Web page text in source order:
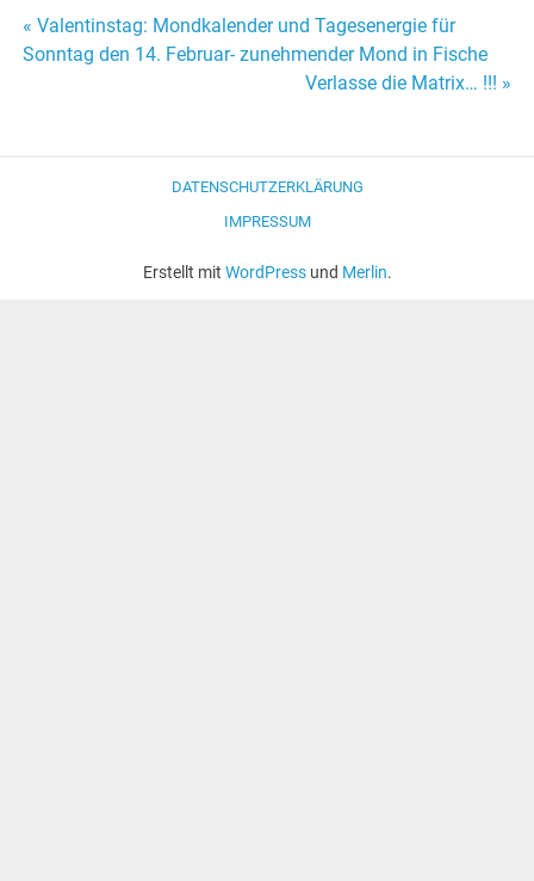
Beitrags-
« Valentinstag: Mondkalender und Tagesenergie für
Sonntag den 14. Februar- zunehmender Mond in Fische
Verlasse die Matrix… !!! »
DATENSCHUTZERKLÄRUNG
IMPRESSUM
Erstellt mit WordPressund Merlin.